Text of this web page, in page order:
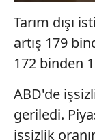
Tarım dışı
artış 179
172 binden
ABD'de
geriledi.
işsizlik